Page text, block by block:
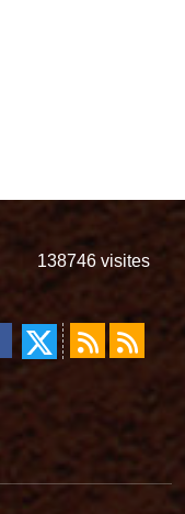
138746 visites